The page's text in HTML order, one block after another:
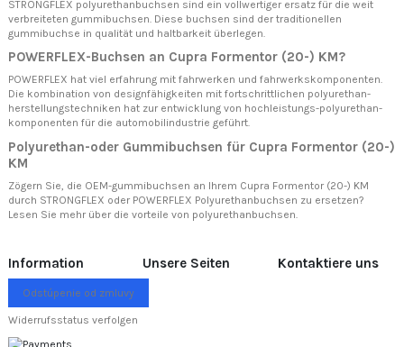
STRONGFLEX polyurethanbuchsen sind ein vollwertiger ersatz für die weit
verbreiteten gummibuchsen. Diese buchsen sind der traditionellen
gummibuchse in qualität und haltbarkeit überlegen.
POWERFLEX-Buchsen an Cupra Formentor (20-) KM?
POWERFLEX hat viel erfahrung mit fahrwerken und fahrwerkskomponenten.
Die kombination von designfähigkeiten mit fortschrittlichen polyurethan-
herstellungstechniken hat zur entwicklung von hochleistungs-polyurethan-
komponenten für die automobilindustrie geführt.
Polyurethan-oder Gummibuchsen für Cupra Formentor (20-)
KM
Zögern Sie, die OEM-gummibuchsen an Ihrem Cupra Formentor (20-) KM
durch STRONGFLEX oder POWERFLEX Polyurethanbuchsen zu ersetzen?
Lesen Sie mehr über die vorteile von polyurethanbuchsen.
Information Unsere Seiten Kontaktiere uns
Odstúpenie od zmluvy
Widerrufsstatus verfolgen